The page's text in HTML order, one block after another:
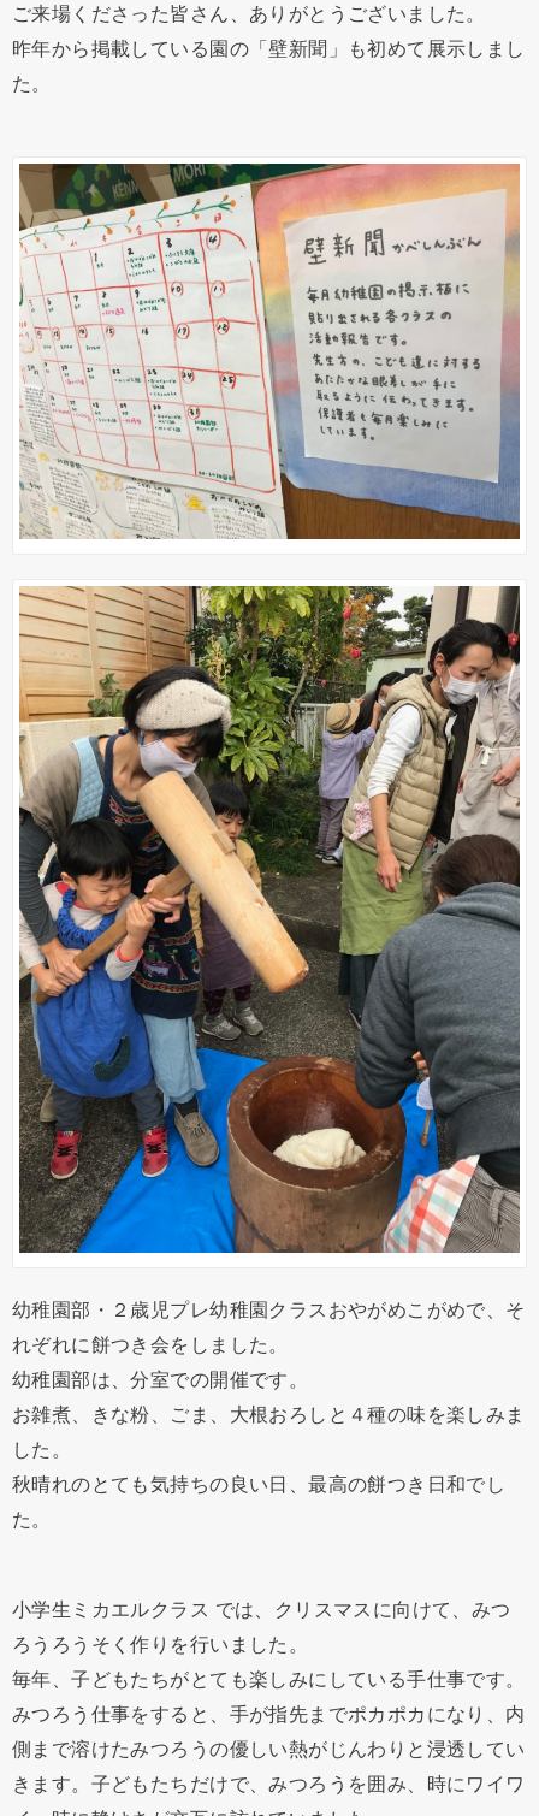
ご来場くださった皆さん、ありがとうございました。
昨年から掲載している園の「壁新聞」も初めて展示しまし
た。
幼稚園部・２歳児プレ幼稚園クラスおやがめこがめで、そ
れぞれに餅つき会をしました。
幼稚園部は、分室での開催です。
お雑煮、きな粉、ごま、大根おろしと４種の味を楽しみま
した。
秋晴れのとても気持ちの良い日、最高の餅つき日和でし
た。
小学生ミカエルクラス では、クリスマスに向けて、みつ
ろうろうそく作りを行いました。
毎年、子どもたちがとても楽しみにしている手仕事です。
みつろう仕事をすると、手が指先までポカポカになり、内
側まで溶けたみつろうの優しい熱がじんわりと浸透してい
きます。子どもたちだけで、みつろうを囲み、時にワイワ